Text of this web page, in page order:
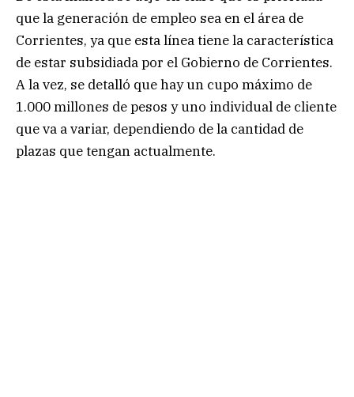
que la generación de empleo sea en el área de
Corrientes, ya que esta línea tiene la característica
de estar subsidiada por el Gobierno de Corrientes.
A la vez, se detalló que hay un cupo máximo de
1.000 millones de pesos y uno individual de cliente
que va a variar, dependiendo de la cantidad de
plazas que tengan actualmente.